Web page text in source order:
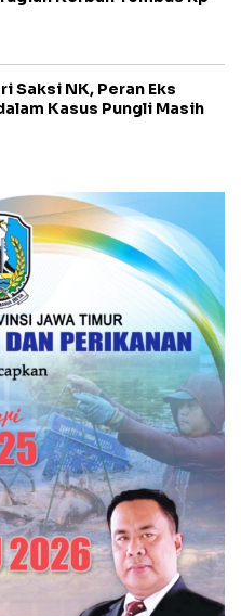
Saksi NK, Peran Eks
Kasus Pungli Masih